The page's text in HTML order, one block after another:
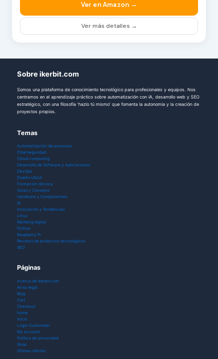
Ver en Amazon →
Ver más detalles →
Sobre ikerbit.com
Somos una plataforma de conocimiento tecnológico para profesionales y equipos. Nos
centramos en el aprendizaje práctico sobre automatización con IA, desarrollo web y SEO
estratégico, con una filosofía 'hazlo tú mismo' que fomenta la autonomía y la creación de
proyectos propios.
Temas
Automatización de procesos
Ciberseguridad
Cloud computing
Desarrollo de Software y Aplicaciones
DevOps
Diseño UX/UI
Formación técnica
Guías y Consejos
Hardware y Componentes
IA
Innovación y Tendencias
Linux
Marketig digital
Python
Raspberry Pi
Reviews de productos tecnológicos
SEO
Páginas
Acerca de ikerbit.com
Aviso legal
Blog
Cart
Checkout
home
Inicio
Login Customizer
My account
Política de privacidad
Shop
Últimas ofertas